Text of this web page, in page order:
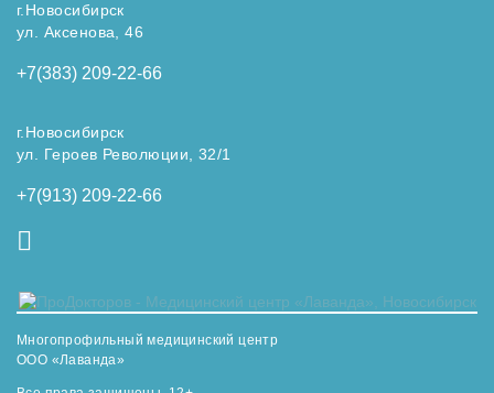
г.Новосибирск
ул. Аксенова, 46
+7(383) 209-22-66
г.Новосибирск
ул. Героев Революции, 32/1
+7(913) 209-22-66
Многопрофильный медицинский центр
ООО «Лаванда»